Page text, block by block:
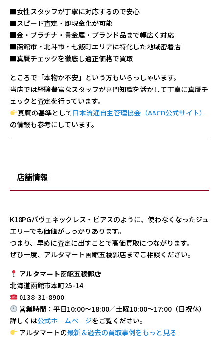
■女性スタッフが丁寧に対応するので安心
■スピード査定・即現金化が可能
■金・プラチナ・貴金属・ブランド品まで幅広く対応
■函館市・北斗市・七飯町エリアに特化した地域密着店
■真贋チェックを徹底し適正価格で買取
ところで「本物か不安」という方もいらっしゃいます。
当店では経験豊富なスタッフが専門知識を活かして丁寧に真贋チ
ェックと査定を行っています。
真贋の基準として日本流通自主管理協会（AACD公式サイト）
の情報も参考にしています。
店舗情報
K18PGパヴェネックレス・ピアスのように、使わなくなったジュ
エリーでも価値がしっかりあります。
つまり、早めに査定に出すことで高価買取につながります。
ぜひ一度、アルタマート函館五稜郭店までご相談ください。
アルタマート函館五稜郭店
北海道函館市本町25-14
0138-31-8900
営業時間：平日10:00〜18:00／土曜10:00〜17:00（日祝休）
詳しくは公式ホームページをご覧ください。
アルタマートの最新＆過去の買取事例をもっと見る